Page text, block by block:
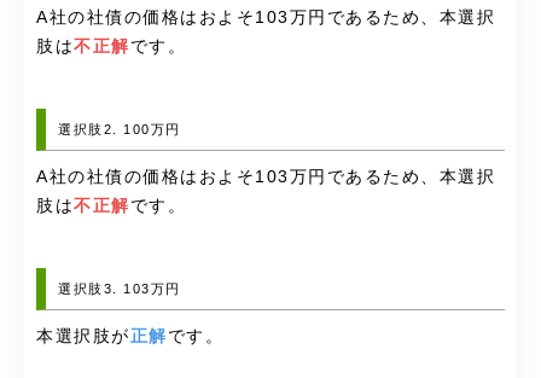
A社の社債の価格はおよそ103万円であるため、本選択
肢は不正解です。
選択肢2. 100万円
A社の社債の価格はおよそ103万円であるため、本選択
肢は不正解です。
選択肢3. 103万円
本選択肢が 正解です。